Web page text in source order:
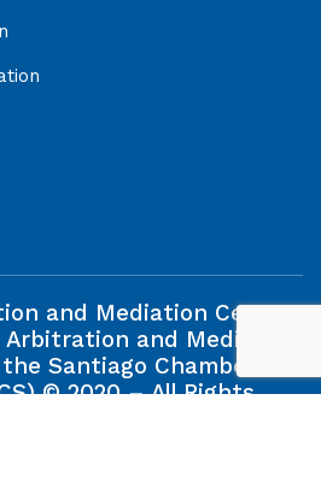
and Mediation Centre
Arbitration and Mediation
Santiago Chamber of
© 2020 – All Rights